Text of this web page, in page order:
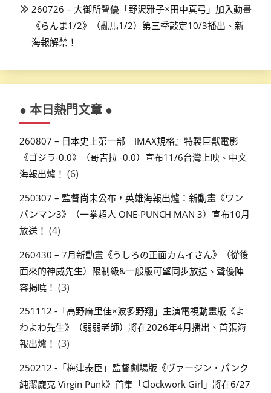
260726 – 大御所聲優「野沢雅子×田中真弓」加入動畫
《らんま1/2》（亂馬1/2）第三季敲定10/3播出、新
海報解禁！
● 本日熱門文章 ●
260807 – 日本史上第一部『IMAX規格』特製巨獸電影
《ゴジラ-0.0》（哥吉拉 -0.0）宣布11/6台灣上映、中文
海報出爐！ (6)
250307 – 監督尚未公布，英雄海報出爐：新動畫《ワン
パンマン3》（一拳超人 ONE-PUNCH MAN 3）宣布10月
放送！ (4)
260430 – 7月新動畫《うしろの正面カムイさん》（從後
面來的神威先生）限制級&一般版可望同步放送、聲優陣
容揭曉！ (3)
251112 -「高野麻里佳×波多野翔」主演電視動畫版《よ
わよわ先生》（弱弱老師）將在2026年4月播出、首張海
報出爐！ (3)
250212 -「梅津泰臣」監督劇場版《ヴァージン・パンク
純潔龐克 Virgin Punk》首集「Clockwork Girl」將在6/27